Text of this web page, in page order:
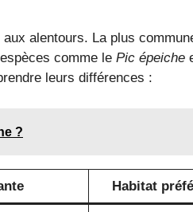
alentours. La plus
comme le Pic épeiche
leurs différences :
?
Habitat